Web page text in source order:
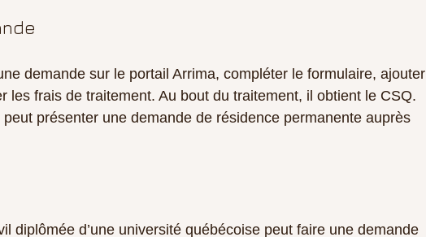
demande sur le portail Arrima, compléter le formulaire, ajouter
les frais de traitement. Au bout du traitement, il obtient le CSQ.
présenter une demande de résidence permanente auprès
diplômée d’une université québécoise peut faire une demande